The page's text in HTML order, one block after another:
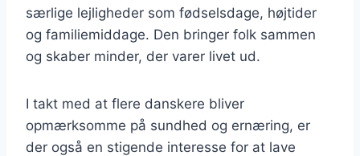
særlige lejligheder som fødselsdage, højtider
og familiemiddage. Den bringer folk sammen
og skaber minder, der varer livet ud.
I takt med at flere danskere bliver
opmærksomme på sundhed og ernæring, er
der også en stigende interesse for at lave